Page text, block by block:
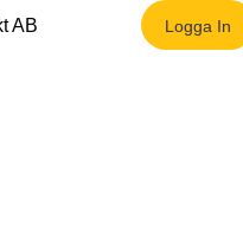
Logga In